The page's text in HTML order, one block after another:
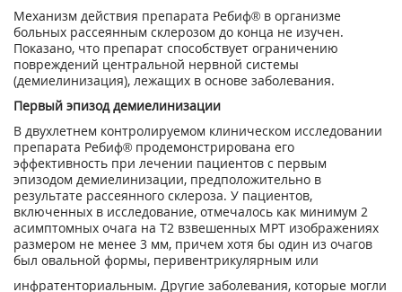
Механизм действия препарата Ребиф® в организме
больных рассеянным склерозом до конца не изучен.
Показано, что препарат способствует ограничению
повреждений центральной нервной системы
(демиелинизация), лежащих в основе заболевания.
Первый эпизод демиелинизации
В двухлетнем контролируемом клиническом исследовании
препарата Ребиф® продемонстрирована его
эффективность при лечении пациентов с первым
эпизодом демиелинизации, предположительно в
результате рассеянного склероза. У пациентов,
включенных в исследование, отмечалось как минимум 2
асимптомных очага на Т2 взвешенных МРТ изображениях
размером не менее 3 мм, причем хотя бы один из очагов
был овальной формы, перивентрикулярным или
инфратенториальным. Другие заболевания, которые могли